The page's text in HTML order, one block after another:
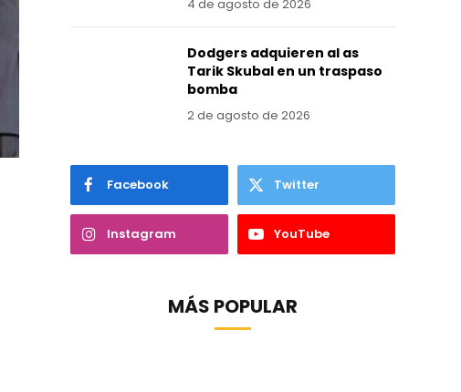
4 de agosto de 2026
Dodgers adquieren al as
Tarik Skubal en un traspaso
bomba
2 de agosto de 2026
Facebook Twitter
Instagram YouTube
MÁS POPULAR